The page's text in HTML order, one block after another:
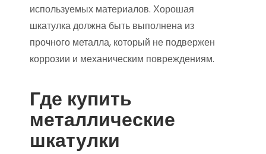
используемых материалов. Хорошая
шкатулка должна быть выполнена из
прочного металла, который не подвержен
коррозии и механическим повреждениям.
Где купить
металлические
шкатулки